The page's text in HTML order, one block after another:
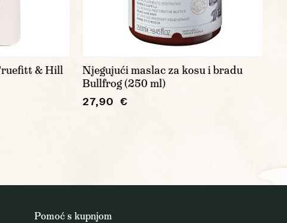
& Hill
Njegujući maslac za kosu i bradu
Bullfrog (250 ml)
27,90 €
Pomoć s kupnjom